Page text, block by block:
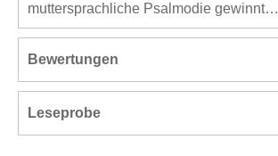
muttersprachliche Psalmodie gewinnt…
Bewertungen
Leseprobe